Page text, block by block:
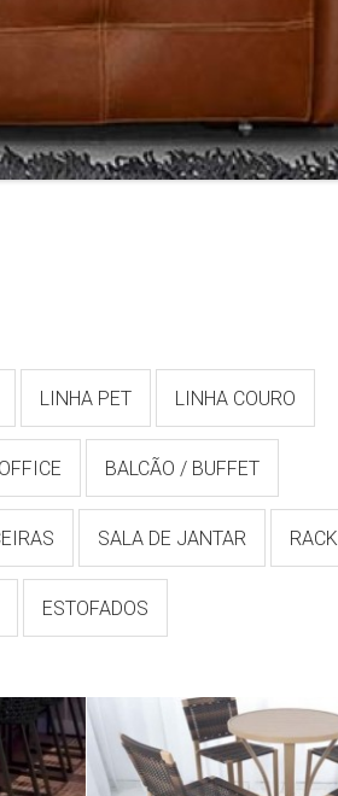
LINHA PET LINHA COURO
BALCÃO / BUFFET
SALA DE JANTAR RACK
ESTOFADOS